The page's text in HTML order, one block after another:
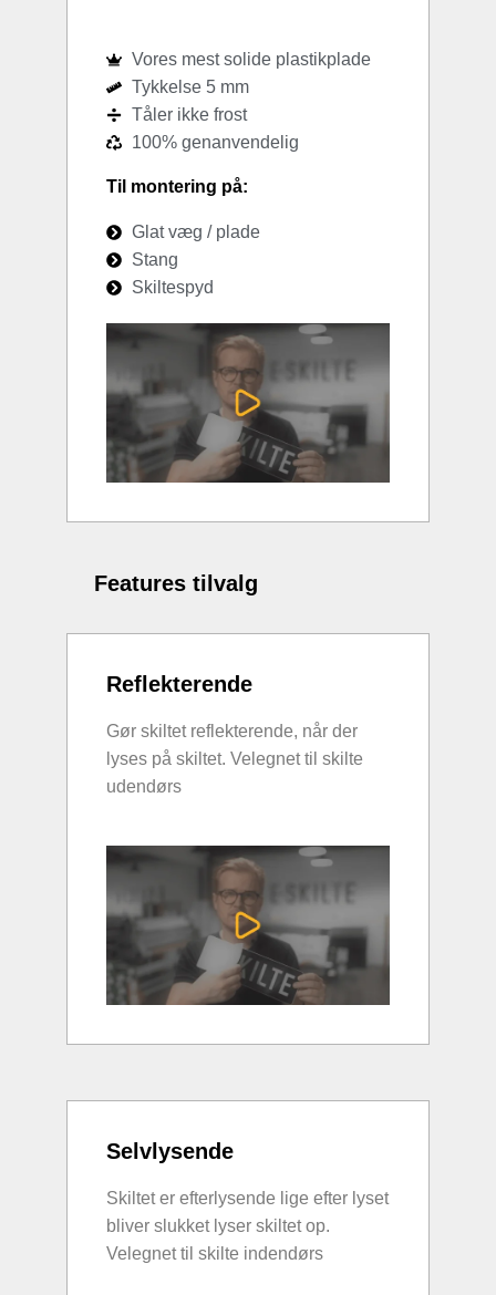
Vores mest solide plastikplade
Tykkelse 5 mm
Tåler ikke frost
100% genanvendelig
Til montering på:
Glat væg / plade
Stang
Skiltespyd
Features tilvalg
Reflekterende
Gør skiltet reflekterende, når der
lyses på skiltet. Velegnet til skilte
udendørs
Selvlysende
Skiltet er efterlysende lige efter lyset
bliver slukket lyser skiltet op.
Velegnet til skilte indendørs